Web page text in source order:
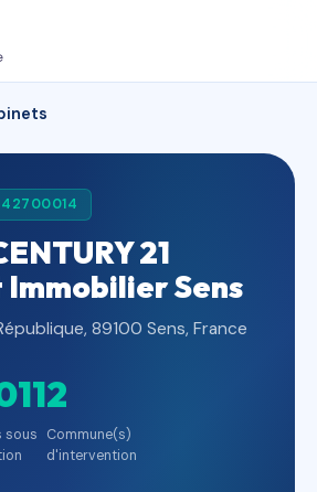
21
Sens
89100 Sens, France
sous
2
Commune(s)
d'intervention